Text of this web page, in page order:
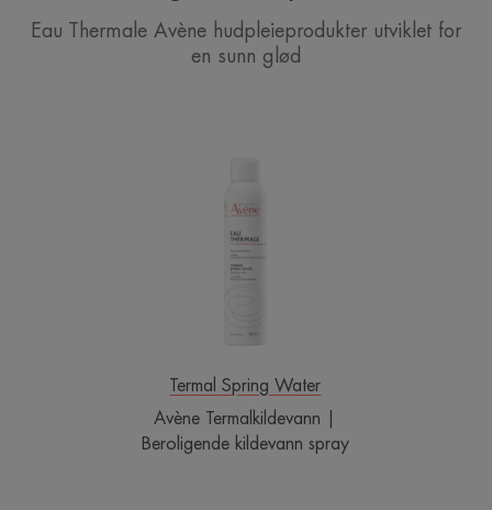
Eau Thermale Avène hudpleieprodukter utviklet for
en sunn glød
|
kildevann
spray
Termal Spring Water
Avène Termalkildevann |
Beroligende kildevann spray